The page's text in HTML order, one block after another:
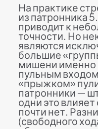
На практике
из патронника
приводит к
точности. Но
являются
большие
мишени именно
пульным
«прыжком»
патронники —
одни это
почти нет.
(свободного